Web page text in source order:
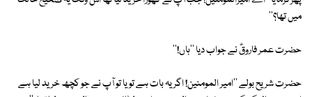
میں تھا؟''
حضرت عمر فاروقؓ نے جواب دیا ''ہاں!''
حضرت شریح بولے ''امیر المومنین! اگر یہ بات ہے تو یا تو آپ نے جو کچھ خرید لیا ہے